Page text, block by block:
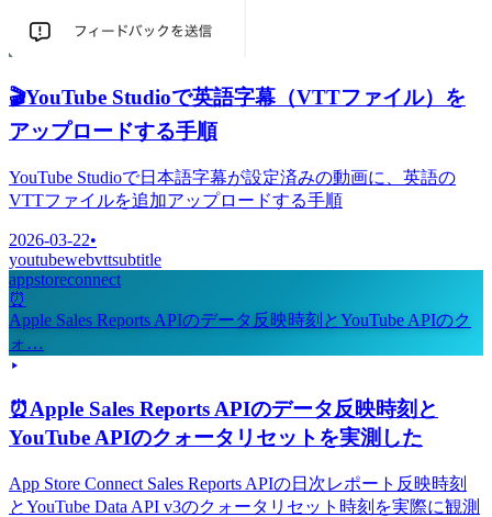
🎬YouTube Studioで英語字幕（VTTファイル）を
アップロードする手順
YouTube Studioで日本語字幕が設定済みの動画に、英語の
VTTファイルを追加アップロードする手順
2026-03-22•
youtubewebvttsubtitle
appstoreconnect
⏰
Apple Sales Reports APIのデータ反映時刻とYouTube APIのク
ォ…
⏰Apple Sales Reports APIのデータ反映時刻と
YouTube APIのクォータリセットを実測した
App Store Connect Sales Reports APIの日次レポート反映時刻
とYouTube Data API v3のクォータリセット時刻を実際に観測